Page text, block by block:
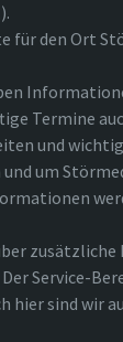
für den Ort
Termine
und
um
Service-
hier sind wir